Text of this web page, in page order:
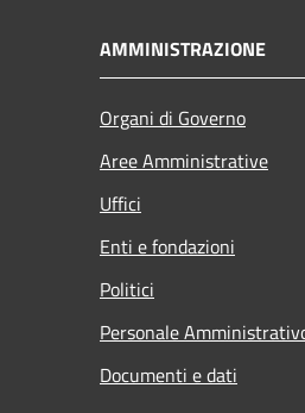
AMMINISTRAZIONE
Organi di Governo
Aree Amministrative
Uffici
Enti e fondazioni
Politici
Personale
Documenti e dati